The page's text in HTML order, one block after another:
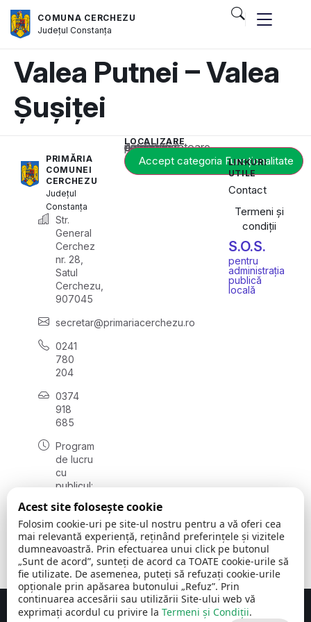
COMUNA CERCHEZU
JudețulConstanța
Valea Putnei – Valea
Șușiței
PRIMĂRIA
COMUNEI
CERCHEZU
Județul
Constanța
Str.
General
Cerchez
nr. 28,
Satul
Cerchezu,
907045
secretar@primariacerchezu.ro
0241
780
204
0374
918
685
Program
de lucru
cu
publicul:
08:00 -
16:30
, vineri:
08:00 -
14:00
LOCALIZARE
Acest conținut este blocat până când acceptați categoria corespunzătoare de cookie-uri.
Accept categoria Funcționalitate
LINKURI
UTILE
Contact
Termeni și
condiții
S.O.S.
pentru
administrația
publică
locală
Concept realizat de Big Media Relații Publice SRL
Acest site folosește cookie
Folosim cookie-uri pe site-ul nostru pentru a vă oferi cea
mai relevantă experiență, reținând preferințele și vizitele
dumneavoastră. Prin efectuarea unui click pe butonul
„Sunt de acord”, sunteți de acord ca TOATE cookie-urile să
fie utilizate. De asemenea, puteți să refuzați cookie-urile
opționale prin apăsarea butonului „Refuz”. Prin
continuarea accesării sau utilizării Site-ului web vă
exprimați acordul cu privire la Termeni și Condiții.